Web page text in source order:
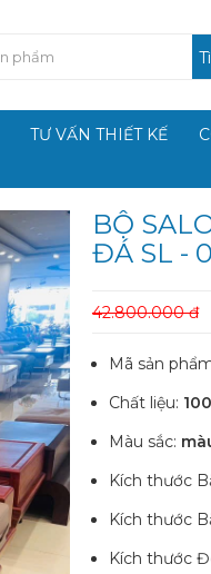
TƯ VẤN THIẾT KẾ
BỘ
ĐÁ SL -
42.800.000 đ
Mã sản
Chất liệu:
Màu sắc:
Kích thước
Kích thước
Kích thước